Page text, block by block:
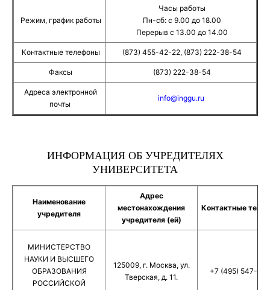
Режим, график работы
Часы работы
Пн-сб: с 9.00 до 18.00
Перерыв с 13.00 до 14.00
Контактные телефоны (873) 455-42-22, (873) 222-38-54
Факсы (873) 222-38-54
Адреса электронной
почты
info@inggu.ru
ИНФОРМАЦИЯ ОБ УЧРЕДИТЕЛЯХ
УНИВЕРСИТЕТА
Наименование
учредителя
Адрес
местонахождения
учредителя (ей)
Контактные
МИНИСТЕРСТВО
НАУКИ И ВЫСШЕГО
ОБРАЗОВАНИЯ
РОССИЙСКОЙ
125009, г. Москва, ул.
Тверская, д. 11.
+7 (495) 547-13-